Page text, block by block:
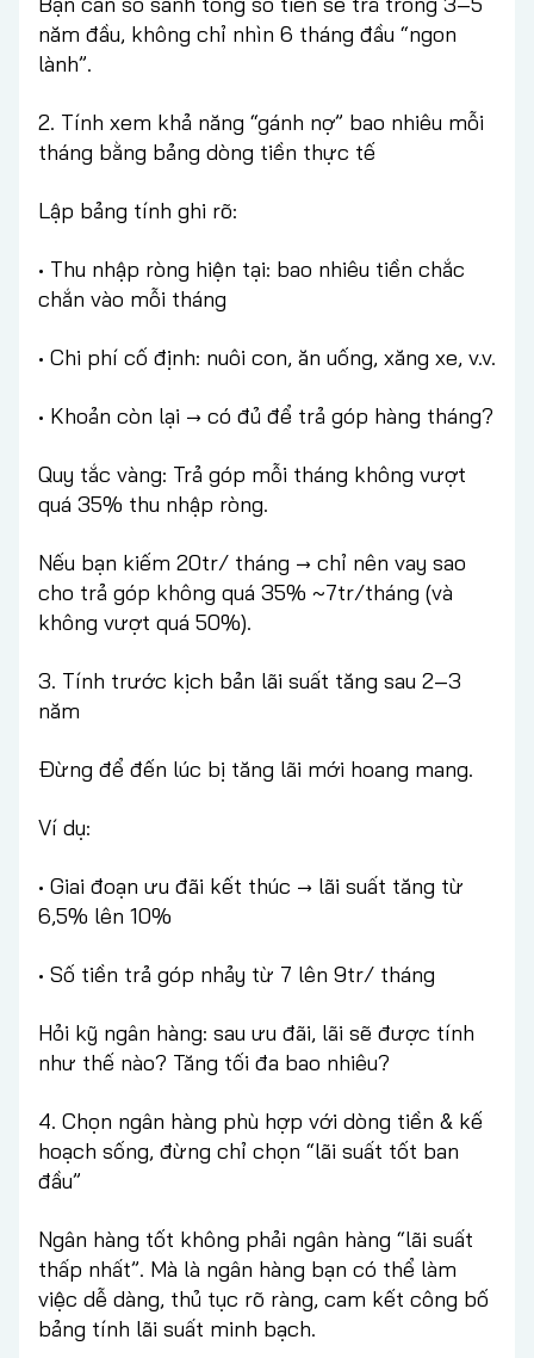
năm đầu, không chỉ nhìn 6 tháng đầu “ngon
lành”.
2. Tính xem khả năng “gánh nợ” bao nhiêu mỗi
tháng bằng bảng dòng tiền thực tế
Lập bảng tính ghi rõ:
• Thu nhập ròng hiện tại: bao nhiêu tiền chắc
chắn vào mỗi tháng
• Chi phí cố định: nuôi con, ăn uống, xăng xe, v.v.
• Khoản còn lại → có đủ để trả góp hàng tháng?
Quy tắc vàng: Trả góp mỗi tháng không vượt
quá 35% thu nhập ròng.
Nếu bạn kiếm 20tr/ tháng → chỉ nên vay sao
cho trả góp không quá 35% ~7tr/tháng (và
không vượt quá 50%).
3. Tính trước kịch bản lãi suất tăng sau 2–3
năm
Đừng để đến lúc bị tăng lãi mới hoang mang.
Ví dụ:
• Giai đoạn ưu đãi kết thúc → lãi suất tăng từ
6,5% lên 10%
• Số tiền trả góp nhảy từ 7 lên 9tr/ tháng
Hỏi kỹ ngân hàng: sau ưu đãi, lãi sẽ được tính
như thế nào? Tăng tối đa bao nhiêu?
4. Chọn ngân hàng phù hợp với dòng tiền & kế
hoạch sống, đừng chỉ chọn “lãi suất tốt ban
đầu”
Ngân hàng tốt không phải ngân hàng “lãi suất
thấp nhất”. Mà là ngân hàng bạn có thể làm
việc dễ dàng, thủ tục rõ ràng, cam kết công bố
bảng tính lãi suất minh bạch.